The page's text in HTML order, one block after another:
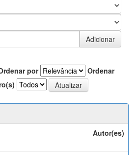
por
Ordenar
Autor(es)